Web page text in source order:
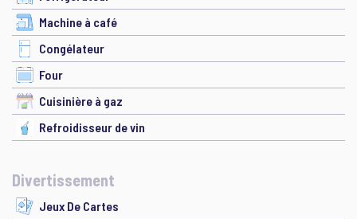
Machine à café
Congélateur
Four
Cuisinière à gaz
Refroidisseur de vin
Divertissement
Jeux De Cartes